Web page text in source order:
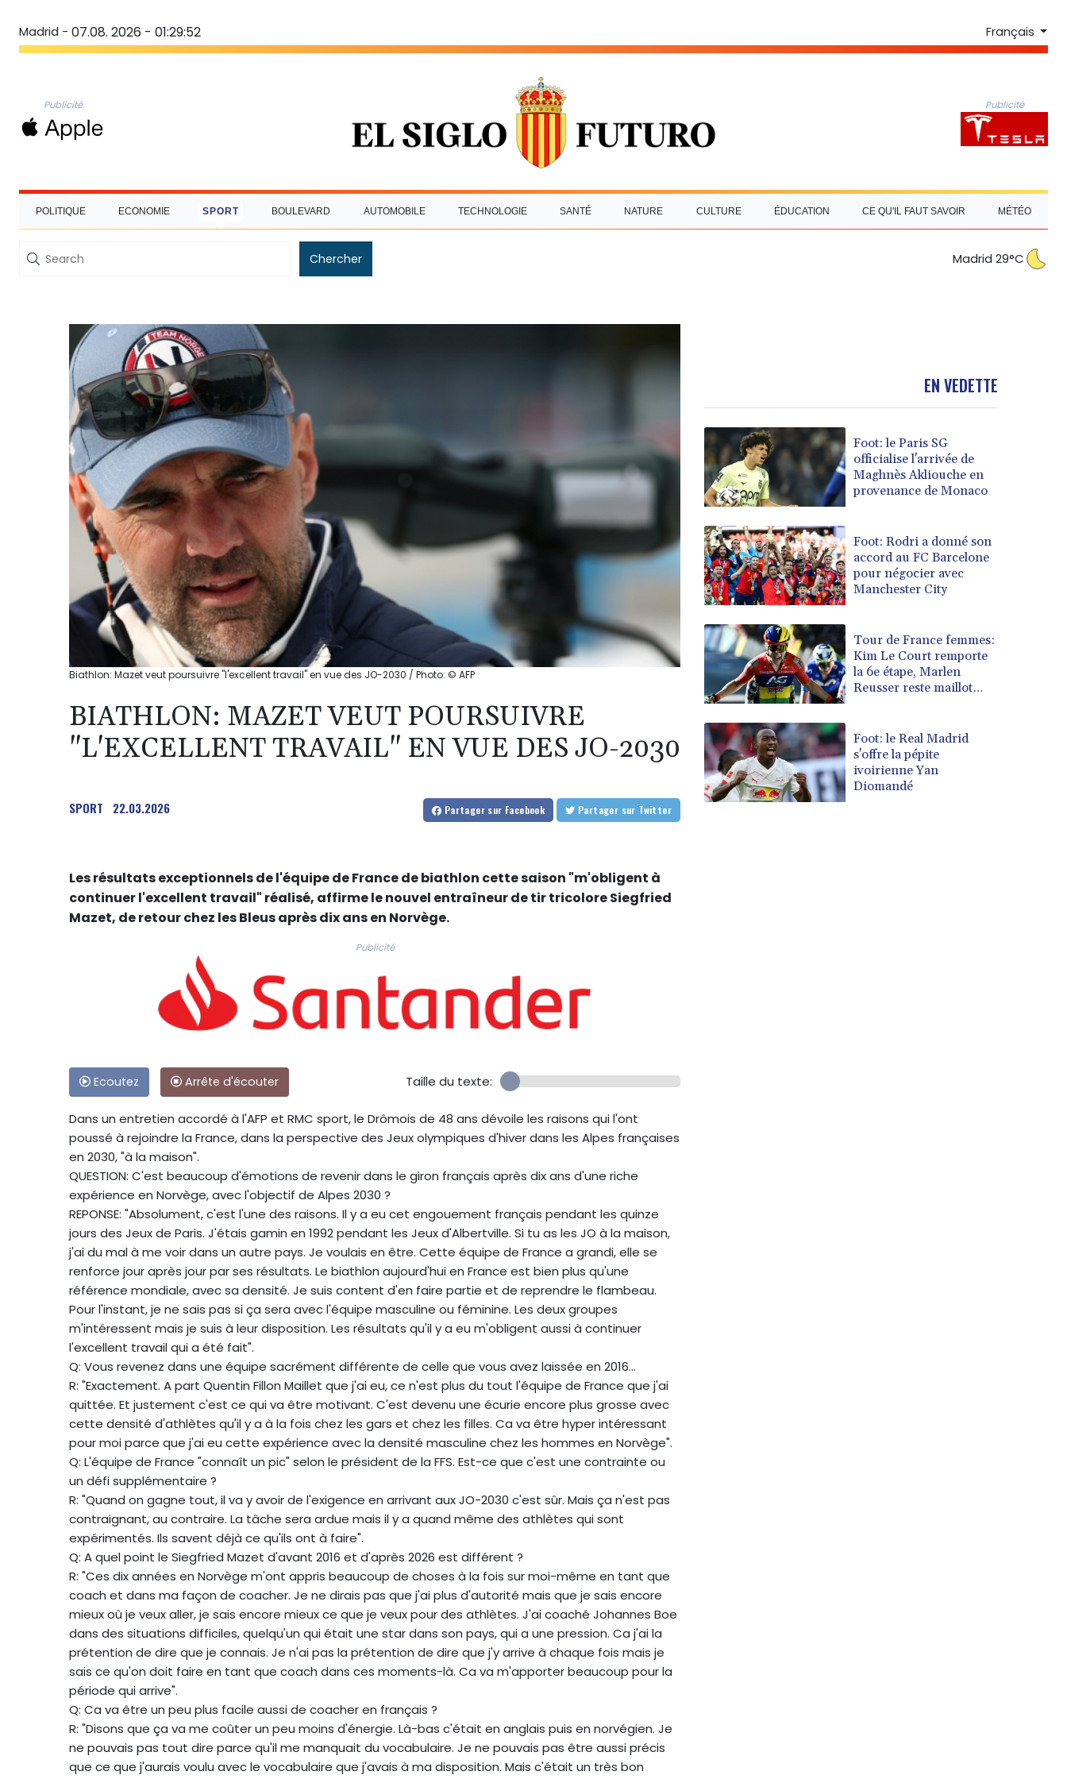
Madrid - 07.08. 2026 - 01:29:53 Français
Publicité Publicité
POLITIQUE ECONOMIE SPORT BOULEVARD AUTOMOBILE TECHNOLOGIE SANTÉ NATURE CULTURE ÉDUCATION CE QU'IL FAUT SAVOIR MÉTÉO
Chercher Madrid 29°C
Biathlon: Mazet veut poursuivre "l'excellent travail" en vue des JO-2030 / Photo: © AFP
BIATHLON: MAZET VEUT POURSUIVRE
"L'EXCELLENT TRAVAIL" EN VUE DES JO-2030
SPORT 22.03.2026 Partager sur Facebook Partager sur Twitter
Les résultats exceptionnels de l'équipe de France de biathlon cette saison "m'obligent à
continuer l'excellent travail" réalisé, affirme le nouvel entraîneur de tir tricolore Siegfried
Mazet, de retour chez les Bleus après dix ans en Norvège.
Publicité
Ecoutez Arrête d'écouter Taille du texte:
Dans un entretien accordé à l'AFP et RMC sport, le Drômois de 48 ans dévoile les raisons qui l'ont
poussé à rejoindre la France, dans la perspective des Jeux olympiques d'hiver dans les Alpes françaises
en 2030, "à la maison".
QUESTION: C'est beaucoup d'émotions de revenir dans le giron français après dix ans d'une riche
expérience en Norvège, avec l'objectif de Alpes 2030 ?
REPONSE: "Absolument, c'est l'une des raisons. Il y a eu cet engouement français pendant les quinze
jours des Jeux de Paris. J'étais gamin en 1992 pendant les Jeux d'Albertville. Si tu as les JO à la maison,
j'ai du mal à me voir dans un autre pays. Je voulais en être. Cette équipe de France a grandi, elle se
renforce jour après jour par ses résultats. Le biathlon aujourd'hui en France est bien plus qu'une
référence mondiale, avec sa densité. Je suis content d'en faire partie et de reprendre le flambeau.
Pour l'instant, je ne sais pas si ça sera avec l'équipe masculine ou féminine. Les deux groupes
m'intéressent mais je suis à leur disposition. Les résultats qu'il y a eu m'obligent aussi à continuer
l'excellent travail qui a été fait".
Q: Vous revenez dans une équipe sacrément différente de celle que vous avez laissée en 2016...
R: "Exactement. A part Quentin Fillon Maillet que j'ai eu, ce n'est plus du tout l'équipe de France que j'ai
quittée. Et justement c'est ce qui va être motivant. C'est devenu une écurie encore plus grosse avec
cette densité d'athlètes qu'il y a à la fois chez les gars et chez les filles. Ca va être hyper intéressant
pour moi parce que j'ai eu cette expérience avec la densité masculine chez les hommes en Norvège".
Q: L'équipe de France "connaît un pic" selon le président de la FFS. Est-ce que c'est une contrainte ou
un défi supplémentaire ?
R: "Quand on gagne tout, il va y avoir de l'exigence en arrivant aux JO-2030 c'est sûr. Mais ça n'est pas
contraignant, au contraire. La tâche sera ardue mais il y a quand même des athlètes qui sont
expérimentés. Ils savent déjà ce qu'ils ont à faire".
Q: A quel point le Siegfried Mazet d'avant 2016 et d'après 2026 est différent ?
R: "Ces dix années en Norvège m'ont appris beaucoup de choses à la fois sur moi-même en tant que
coach et dans ma façon de coacher. Je ne dirais pas que j'ai plus d'autorité mais que je sais encore
mieux où je veux aller, je sais encore mieux ce que je veux pour des athlètes. J'ai coaché Johannes Boe
dans des situations difficiles, quelqu'un qui était une star dans son pays, qui a une pression. Ca j'ai la
prétention de dire que je connais. Je n'ai pas la prétention de dire que j'y arrive à chaque fois mais je
sais ce qu'on doit faire en tant que coach dans ces moments-là. Ca va m'apporter beaucoup pour la
période qui arrive".
Q: Ca va être un peu plus facile aussi de coacher en français ?
R: "Disons que ça va me coûter un peu moins d'énergie. Là-bas c'était en anglais puis en norvégien. Je
ne pouvais pas tout dire parce qu'il me manquait du vocabulaire. Je ne pouvais pas être aussi précis
que ce que j'aurais voulu avec le vocabulaire que j'avais à ma disposition. Mais c'était un très bon
EN VEDETTE
Foot: le Paris SG
officialise l'arrivée de
Maghnès Akliouche en
provenance de Monaco
Foot: Rodri a donné son
accord au FC Barcelone
pour négocier avec
Manchester City
Tour de France femmes:
Kim Le Court remporte
la 6e étape, Marlen
Reusser reste maillot
Foot: le Real Madrid
s'offre la pépite
ivoirienne Yan
Diomandé